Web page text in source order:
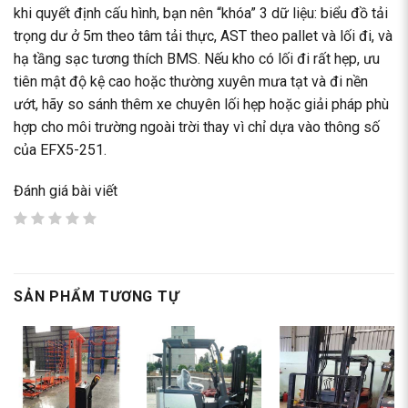
khi quyết định cấu hình, bạn nên “khóa” 3 dữ liệu: biểu đồ tải
trọng dư ở 5m theo tâm tải thực, AST theo pallet và lối đi, và
hạ tầng sạc tương thích BMS. Nếu kho có lối đi rất hẹp, ưu
tiên mật độ kệ cao hoặc thường xuyên mưa tạt và đi nền
ướt, hãy so sánh thêm xe chuyên lối hẹp hoặc giải pháp phù
hợp cho môi trường ngoài trời thay vì chỉ dựa vào thông số
của EFX5-251.
Đánh giá bài viết
SẢN PHẨM TƯƠNG TỰ